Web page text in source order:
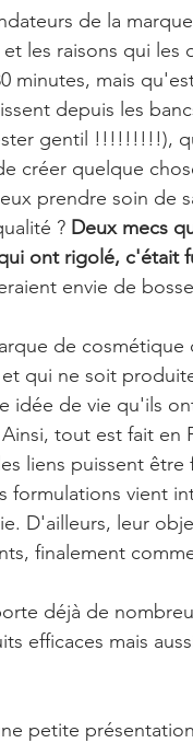
de la
les raisons qui les
minutes, mais
depuis les
gentil !!!!!!!!!),
créer quelque
prendre soin de
? Deux mecs
ont rigolé, c'était
envie de
de cosmétique
qui ne soit
idée de vie qu'ils
tout est fait en
liens puissent être
formulations vient
D'ailleurs, leur
finalement
déjà de
efficaces mais
petite